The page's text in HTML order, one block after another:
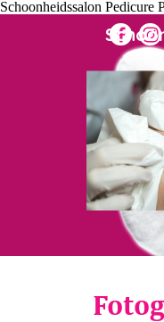
Schoonheidssalon Pedicure